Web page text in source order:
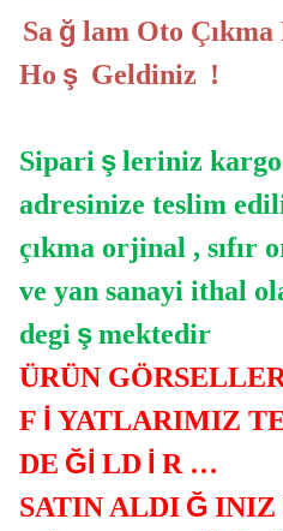
Sa ğ lam Oto
Ho ş Geldiniz !
Sipari şleriniz kargo
adresinize teslim
çıkma orjinal , sıfır
ve yan sanayi ithal
degi şmektedir
ÜRÜN
F İ YATLARIMIZ
DE Ğİ LD İ R …
SATIN ALDI Ğ INIZ